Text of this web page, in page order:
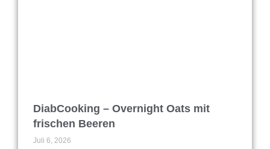
DiabCooking – Overnight Oats mit
frischen Beeren
Juli 6, 2026